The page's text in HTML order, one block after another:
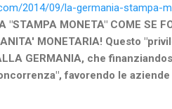
2014/09/la-germania-stampa-
"STAMPA MONETA" COME SE
MONETARIA! Questo
GERMANIA, che
favorendo le aziende